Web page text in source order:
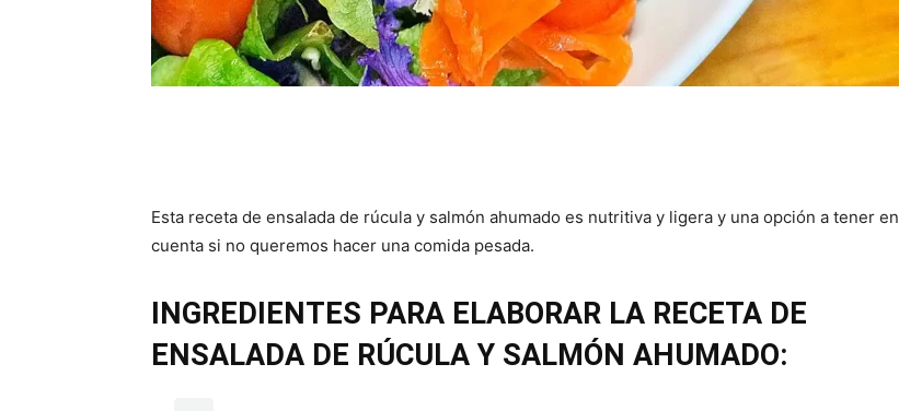
Esta receta de ensalada de rúcula y salmón ahumado es nutritiva y ligera y una opción a tener en
cuenta si no queremos hacer una comida pesada.
INGREDIENTES PARA ELABORAR LA RECETA DE
ENSALADA DE RÚCULA Y SALMÓN AHUMADO: